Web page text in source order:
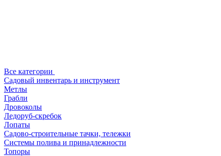
Все категории
Садовый инвентарь и инструмент
Метлы
Грабли
Дровоколы
Ледоруб-скребок
Лопаты
Садово-строительные тачки, тележки
Системы полива и принадлежности
Топоры